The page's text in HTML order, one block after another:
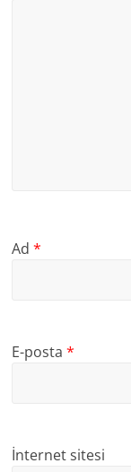
Ad*
E-posta*
İnternet sitesi